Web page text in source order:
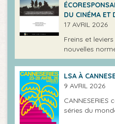
DU CINÉMA ET
17 AVRIL 2026
Freins et
nouvelles
LSA À
9 AVRIL 2026
séries du